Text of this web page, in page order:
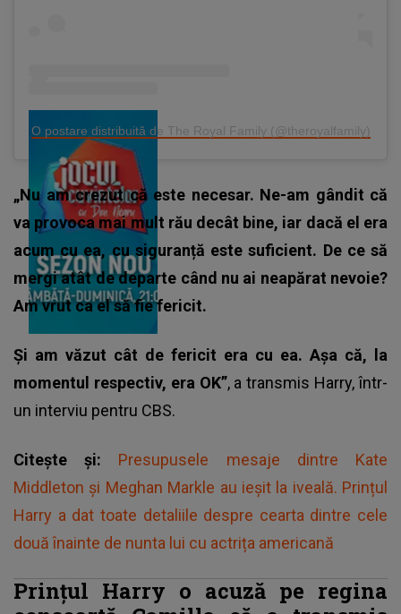
O postare distribuită de The Royal Family (@theroyalfamily)
„Nu am crezut că este necesar. Ne-am gândit că
va provoca mai mult rău decât bine, iar dacă el era
acum cu ea, cu siguranță este suficient. De ce să
mergi atât de departe când nu ai neapărat nevoie?
Am vrut ca el să fie fericit.
Și am văzut cât de fericit era cu ea. Așa că, la
momentul respectiv, era OK”, a transmis Harry, într-
un interviu pentru CBS.
Citește și: Presupusele mesaje dintre Kate
Middleton și Meghan Markle au ieșit la iveală. Prințul
Harry a dat toate detaliile despre cearta dintre cele
două înainte de nunta lui cu actrița americană
Prinţul Harry o acuză pe regina